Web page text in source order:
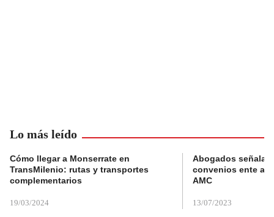
Lo más leído
Cómo llegar a Monserrate en
TransMilenio: rutas y transportes
complementarios
19/03/2024
Abogados
convenios ente
AMC
13/07/2023